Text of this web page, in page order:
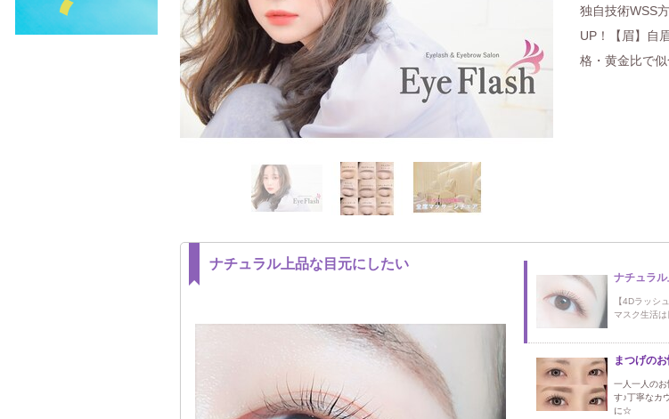
独自技術WSS
UP！【眉】自
格・黄金比で
ナチュラル上品な目元にしたい
ナチュラ
【4Dラッシ
マスク生活
まつげの
一人一人の
す♪丁寧なカ
に☆